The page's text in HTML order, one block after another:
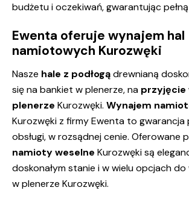
budżetu i oczekiwań, gwarantując
Ewenta oferuje wynajem hal
namiotowych Kurozwęki
Nasze hale z podłogądrewnianą
się na bankiet w plenerze, na przyjęcie
plenerze Kurozwęki. Wynajem
Kurozwęki z firmy Ewenta to gwarancja
obsługi, w rozsądnej cenie. Oferowane
namioty weselne Kurozwęki są
doskonałym stanie i w wielu opcjach do
w plenerze Kurozwęki.